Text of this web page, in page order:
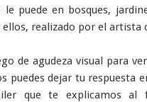
le puede en bosques,
ellos, realizado por el
de agudeza visual para
puedes dejar tu respuesta
que te explicamos